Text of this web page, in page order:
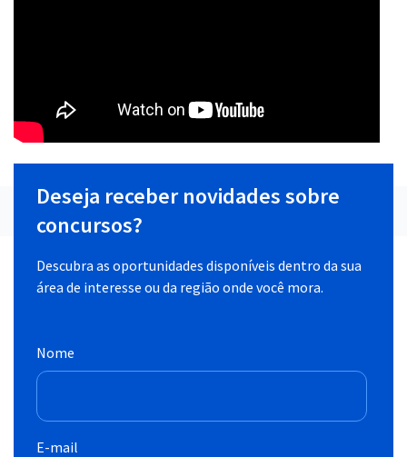
Deseja receber novidades sobre
concursos?
Descubra as oportunidades disponíveis dentro da sua
área de interesse ou da região onde você mora.
Nome
E-mail